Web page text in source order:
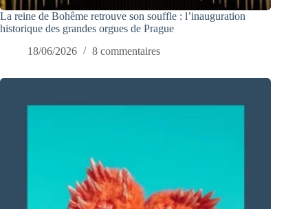
La reine de Bohême retrouve son souffle : l’inauguration
historique des grandes orgues de Prague
18/06/2026
8 commentaires